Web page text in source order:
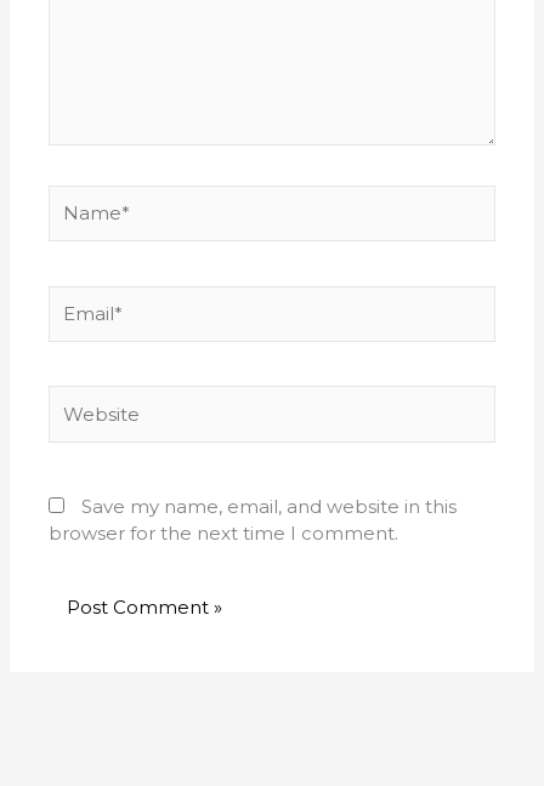
Save my name, email, and website in this
browser for the next time I comment.